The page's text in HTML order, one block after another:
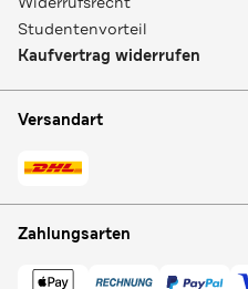
Studentenvorteil
Kaufvertrag widerrufen
Versandart
Zahlungsarten